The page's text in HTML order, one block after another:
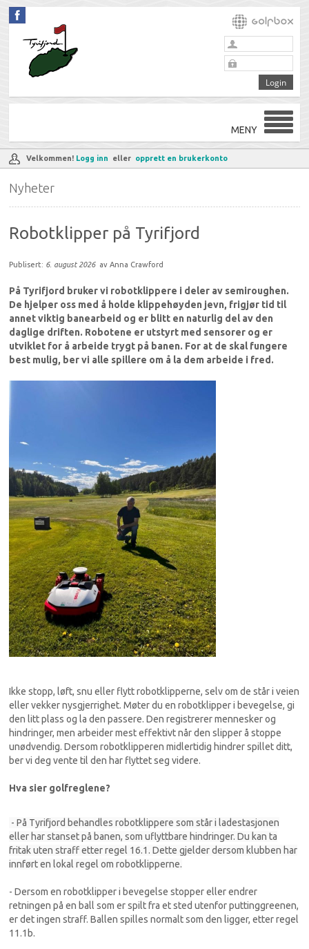
MENY
Velkommen! Logg inn eller opprett en brukerkonto
Nyheter
Robotklipper på Tyrifjord
Publisert: 6. august 2026av Anna Crawford
På Tyrifjord bruker vi robotklippere i deler av semiroughen.
De hjelper oss med å holde klippehøyden jevn, frigjør tid til
annet viktig banearbeid og er blitt en naturlig del av den
daglige driften. Robotene er utstyrt med sensorer og er
utviklet for å arbeide trygt på banen. For at de skal fungere
best mulig, ber vi alle spillere om å la dem arbeide i fred.
Ikke stopp, løft, snu eller flytt robotklipperne, selv om de står i veien
eller vekker nysgjerrighet. Møter du en robotklipper i bevegelse, gi
den litt plass og la den passere. Den registrerer mennesker og
hindringer, men arbeider mest effektivt når den slipper å stoppe
unødvendig. Dersom robotklipperen midlertidig hindrer spillet ditt,
ber vi deg vente til den har flyttet seg videre.
Hva sier golfreglene?
- På Tyrifjord behandles robotklippere som står i ladestasjonen
eller har stanset på banen, som uflyttbare hindringer. Du kan ta
fritak uten straff etter regel 16.1. Dette gjelder dersom klubben har
innført en lokal regel om robotklipperne.
- Dersom en robotklipper i bevegelse stopper eller endrer
retningen på en ball som er spilt fra et sted utenfor puttinggreenen,
er det ingen straff. Ballen spilles normalt som den ligger, etter regel
11.1b.